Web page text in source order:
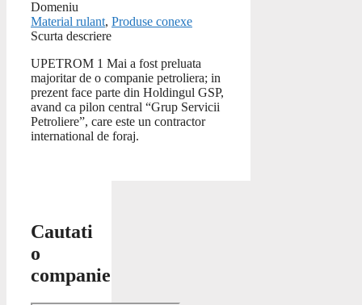
Domeniu
Material rulant, Produse conexe
Scurta descriere
UPETROM 1 Mai a fost preluata
majoritar de o companie petroliera; in
prezent face parte din Holdingul GSP,
avand ca pilon central “Grup Servicii
Petroliere”, care este un contractor
international de foraj.
Cautati
o
companie